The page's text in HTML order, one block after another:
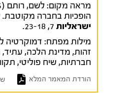
מראה מקום:
הופכיות בחברה מקוטבת.
ישראליות
מילות מפתח: דמוקרטיה
זהות, מדינת הלכה, עתיד,
חברתיות,שיח פוליטי,
הורדת המאמר המלא